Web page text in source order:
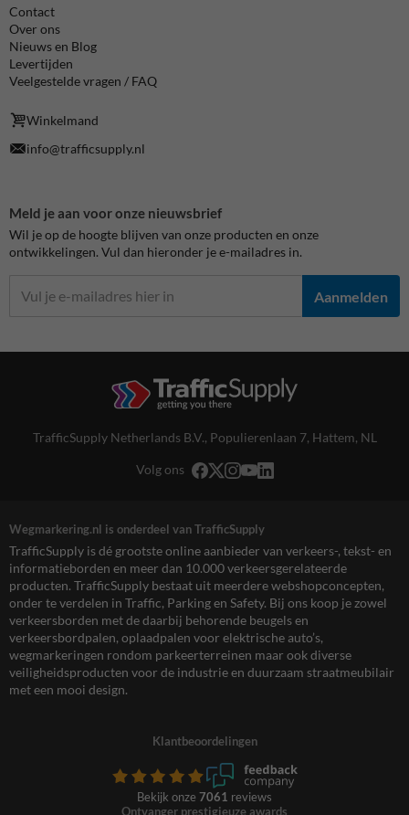
Contact
Over ons
Nieuws en Blog
Levertijden
Veelgestelde vragen / FAQ
Winkelmand
info@trafficsupply.nl
Meld je aan voor onze nieuwsbrief
Wil je op de hoogte blijven van onze producten en onze
ontwikkelingen. Vul dan hieronder je e-mailadres in.
Aanmelden
TrafficSupply Netherlands B.V., Populierenlaan 7, Hattem, NL
Volg ons
Wegmarkering.nl is onderdeel van TrafficSupply
TrafficSupply is dé grootste online aanbieder van verkeers-, tekst- en
informatieborden en meer dan 10.000 verkeersgerelateerde
producten. TrafficSupply bestaat uit meerdere webshopconcepten,
onder te verdelen in Traffic, Parking en Safety. Bij ons koop je zowel
verkeersborden met de daarbij behorende beugels en
verkeersbordpalen, oplaadpalen voor elektrische auto’s,
wegmarkeringen rondom parkeerterreinen maar ook diverse
veiligheidsproducten voor de industrie en duurzaam straatmeubilair
met een mooi design.
Klantbeoordelingen
Bekijk onze 7061 reviews
Ontvanger prestigieuze awards